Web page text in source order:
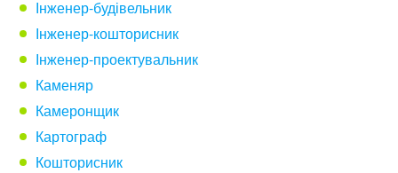
Інженер-будівельник
Інженер-кошторисник
Інженер-проектувальник
Каменяр
Камеронщик
Картограф
Кошторисник